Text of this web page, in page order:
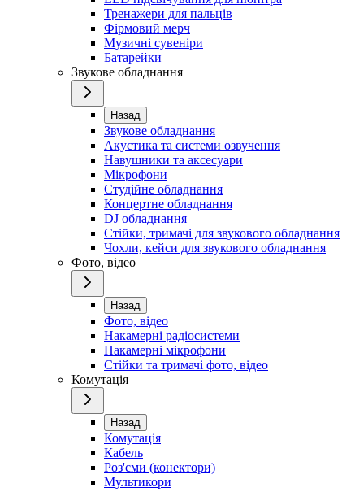
Тренажери для пальців
Фірмовий мерч
Музичні сувеніри
Батарейки
Звукове обладнання
Назад
Звукове обладнання
Акустика та системи озвучення
Навушники та аксесуари
Мікрофони
Студійне обладнання
Концертне обладнання
DJ обладнання
Стійки, тримачі для звукового обладнання
Чохли, кейси для звукового обладнання
Фото, відео
Назад
Фото, відео
Накамерні радіосистеми
Накамерні мікрофони
Стійки та тримачі фото, відео
Комутація
Назад
Комутація
Кабель
Роз'єми (конектори)
Мультикори